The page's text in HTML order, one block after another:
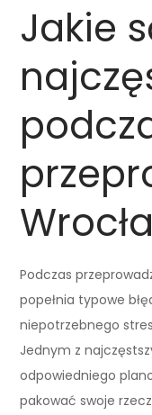
Jakie
Podczas
popełnia typowe
niepotrzebnego
Jednym z
odpowiedniego
pakować swoje